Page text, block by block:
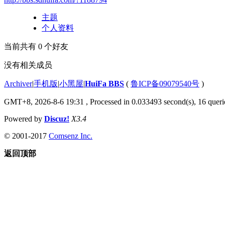
主题
个人资料
当前共有 0 个好友
没有相关成员
Archiver|手机版|小黑屋|HuiFa BBS ( 鲁ICP备09079540号 )
GMT+8, 2026-8-6 19:31 , Processed in 0.033493 second(s), 16
Powered by Discuz! X3.4
© 2001-2017 Comsenz Inc.
返回顶部